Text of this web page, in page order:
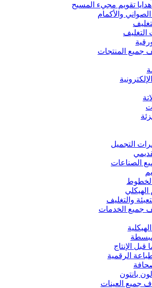
تقويم مجيء المسيح
والأكمام
جميع المنتجات
التجميل
الصناعات
الهيكلي
والتغليف
جميع الخدمات
قبل الإنتاج
الرقمية
بانتون
جميع العينات